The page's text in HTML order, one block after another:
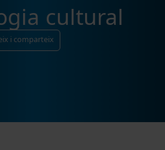
cultural
i comparteix